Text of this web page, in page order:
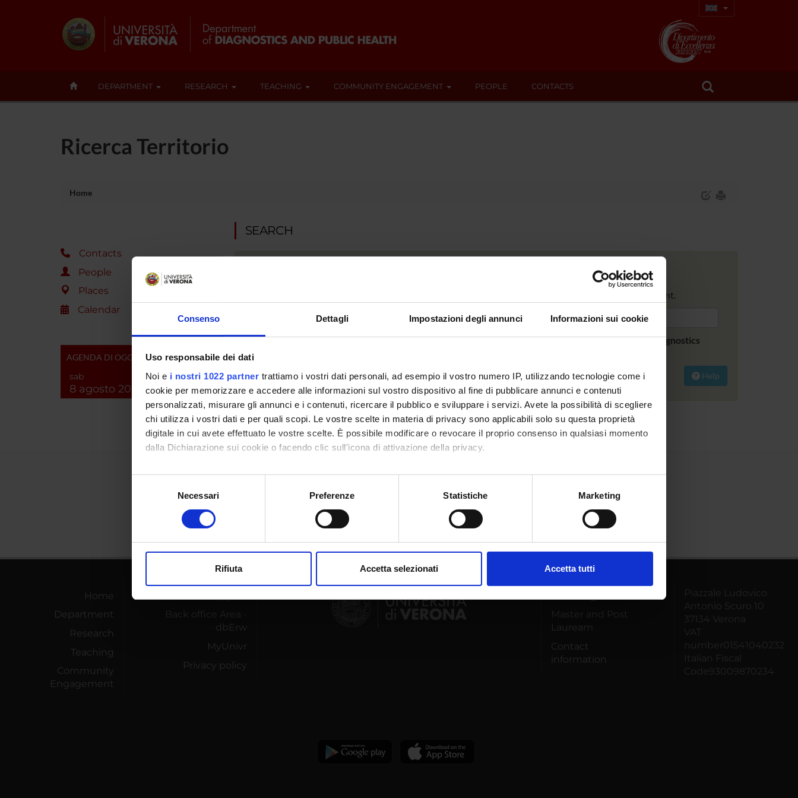
Consenso Dettagli Impostazioni degli annunci Informazioni sui cookie
Uso responsabile dei dati
Noi e i nostri 1022 partner trattiamo i vostri dati personali, ad esempio il vostro numero IP, utilizzando tecnologie come i
cookie per memorizzare e accedere alle informazioni sul vostro dispositivo al fine di pubblicare annunci e contenuti
personalizzati, misurare gli annunci e i contenuti, ricercare il pubblico e sviluppare i servizi. Avete la possibilità di scegliere
chi utilizza i vostri dati e per quali scopi. Le vostre scelte in materia di privacy sono applicabili solo su questa proprietà
digitale in cui avete effettuato le vostre scelte. È possibile modificare o revocare il proprio consenso in qualsiasi momento
dalla Dichiarazione sui cookie o facendo clic sull'icona di attivazione della privacy.
Con il tuo consenso, vorremmo anche:
raccogliere informazioni sulla tua posizione geografica, con un'approssimazione di qualche metro,
digitali).
modificare o ritirare il tuo consenso in qualsiasi momento dalla Dichiarazione sui cookie.
che hanno raccolto dal tuo utilizzo dei loro servizi.
Necessari Preferenze Statistiche Marketing
Rifiuta Accetta selezionati Accetta tutti
DEPARTMENT RESEARCH TEACHING COMMUNITY ENGAGEMENT PEOPLE CONTACTS
Ricerca Territorio
Home
Contacts
People
Places
Calendar
AGENDA DI OGGI
sab
8 agosto 2026
SEARCH
The search results will show people, publications, research projects and skills within the Department.
Search in the whole University Site
Search pages of the department Diagnostics
search reset Help
Home
Department
Research
Teaching
Community
Engagement
Back office Area -
dbErw
MyUnivr
Privacy policy
Master and Post
Lauream
Contact
information
Piazzale Ludovico
Antonio Scuro 10
37134 Verona
VAT
number01541040232
Italian Fiscal
Code93009870234